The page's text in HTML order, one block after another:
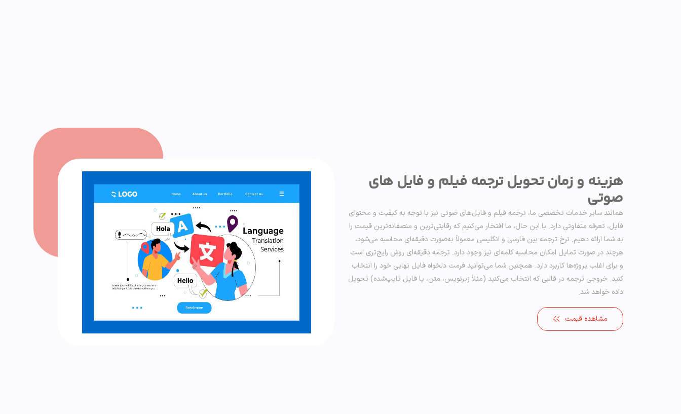
هزینه و زمان تحویل ترجمه فیلم و فایل های
صوتی
همانند سایر خدمات تخصصی ما، ترجمه فیلم و فایل‌های صوتی نیز با توجه به کیفیت و محتوای
فایل، تعرفه متفاوتی دارد. با این حال، ما افتخار می‌کنیم که رقابتی‌ترین و منصفانه‌ترین قیمت را
به شما ارائه دهیم. نرخ ترجمه بین فارسی و انگلیسی معمولاً به‌صورت دقیقه‌ای محاسبه می‌شود،
هرچند در صورت تمایل امکان محاسبه کلمه‌ای نیز وجود دارد. ترجمه دقیقه‌ای روش رایج‌تری است
و برای اغلب پروژه‌ها کاربرد دارد. همچنین شما می‌توانید فرمت دلخواه فایل نهایی خود را انتخاب
کنید. خروجی ترجمه در قالبی که انتخاب می‌کنید (مثلاً زیرنویس، متن، یا فایل تایپ‌شده) تحویل
داده خواهد شد.
مشاهده قیمت